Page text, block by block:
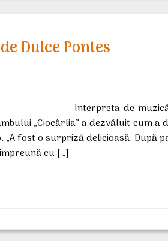
Dulce Pontes
Interpreta de
„Ciocârlia” a dezvăluit cum
fost o surpriză delicioasă. După
cu […]